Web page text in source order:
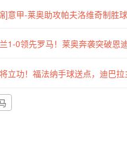
]意甲-莱奥助攻帕夫洛维奇制胜
1-0领先罗马！莱奥奔袭突破恩
立功！福法纳手球送点，迪巴